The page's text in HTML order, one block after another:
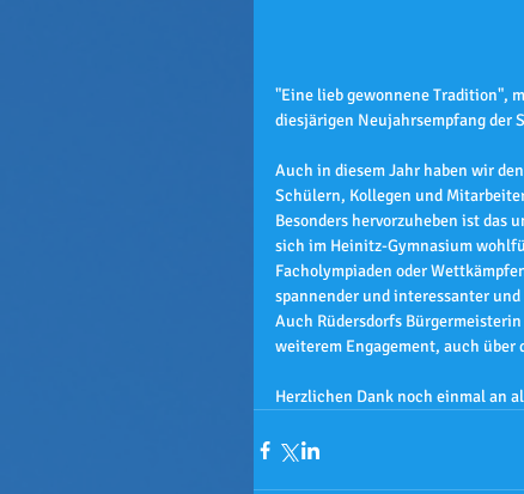
"Eine lieb gewonnene Tradition",
diesjärigen Neujahrsempfang der
Auch in diesem Jahr haben wir
Schülern, Kollegen und
Besonders hervorzuheben ist das
sich im Heinitz-Gymnasium
Facholympiaden oder
spannender und interessanter
Auch Rüdersdorfs
weiterem Engagement, auch über
Herzlichen Dank noch einmal an